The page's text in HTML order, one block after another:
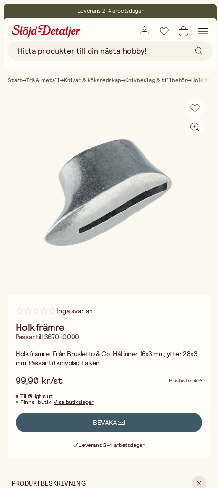
Leverans 2-4 arbetsdagar
Fri frakt vid köp över 499:-
Start Trä & metall Knivar & köksredskap Knivbeslag & tillbehör Holk
Inga svar än
Holk främre
Passar till 3670-0000
Holk främre. Från Brusletto & Co. Hål inner 16x3 mm, ytter 28x3
mm. Passar till knivblad Falken.
99,90 kr/st
Prishistorik
Tillfälligt slut
Finns i butik Visa butikslager
BEVAKA
Leverans 2-4 arbetsdagar
PRODUKTBESKRIVNING